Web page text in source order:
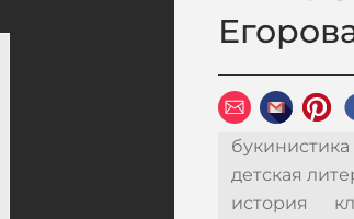
букинистика
детская
история